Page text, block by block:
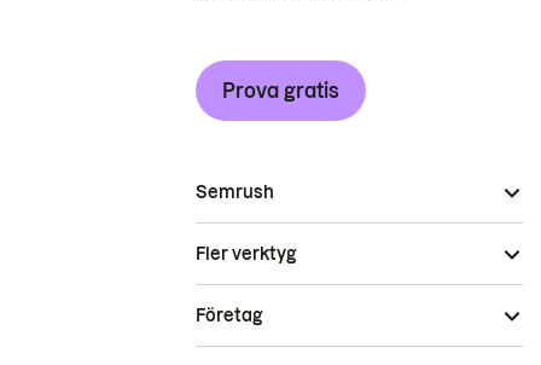
Prova gratis
Semrush
Fler verktyg
Företag